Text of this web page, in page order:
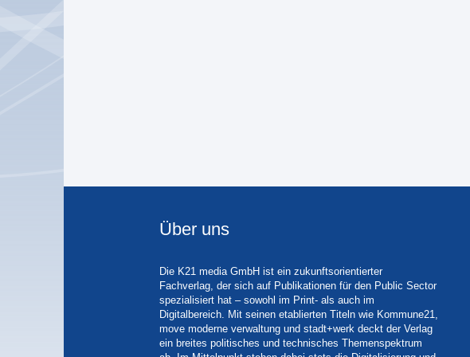
Über uns
Die K21 media GmbH ist ein zukunftsorientierter
Fachverlag, der sich auf Publikationen für den Public Sector
spezialisiert hat – sowohl im Print- als auch im
Digitalbereich. Mit seinen etablierten Titeln wie Kommune21,
move moderne verwaltung und stadt+werk deckt der Verlag
ein breites politisches und technisches Themenspektrum